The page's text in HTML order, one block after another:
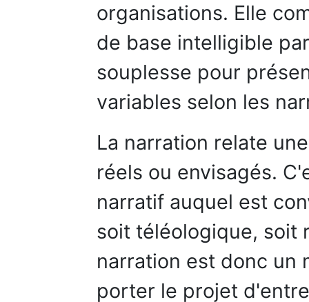
organisations. Elle
de base intelligible
souplesse pour
variables selon les
La narration relate
réels ou envisagés.
narratif auquel est
soit téléologique, soit
narration est donc un
porter le projet